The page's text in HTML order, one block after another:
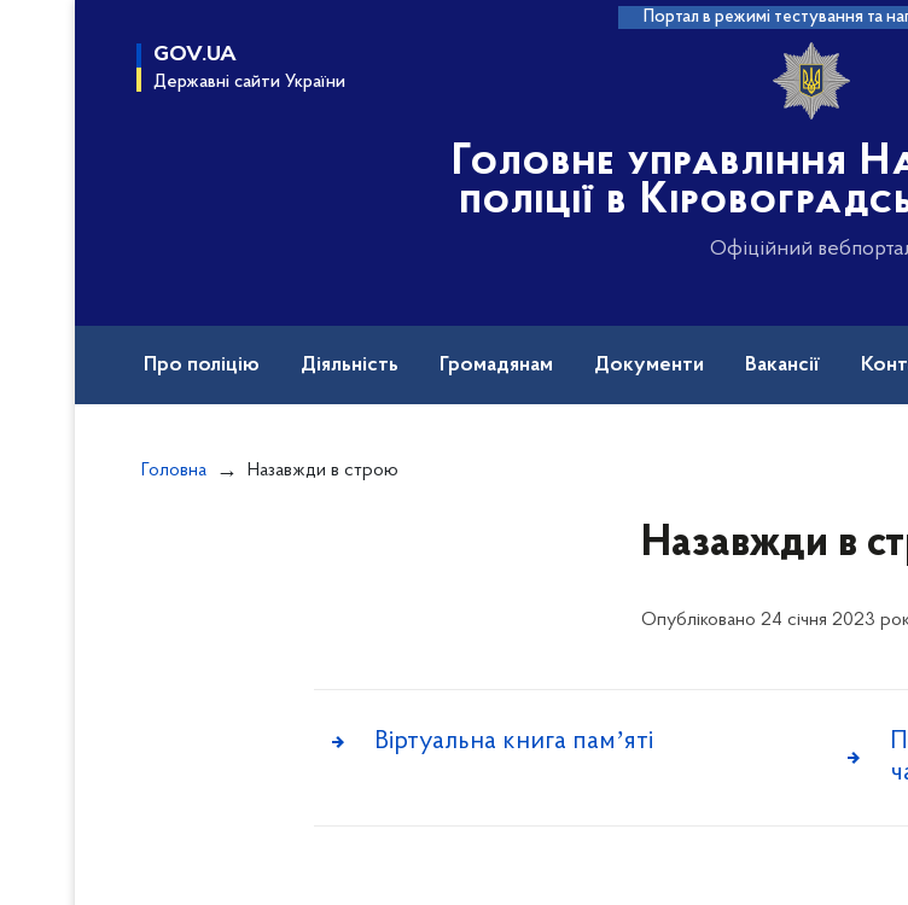
Портал в режимі тестування та
GOV.UA
Державні сайти України
Головне управління
поліції в
Офіційний
Про поліцію Діяльність Громадянам Документи Вакансії
Головна Назавжди в строю
Назавжди в
Опубліковано 24 січня 2023
Віртуальна книга памʼяті